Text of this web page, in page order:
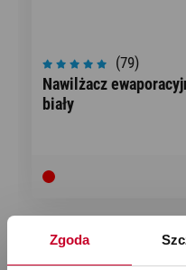
Zgoda
(79)
Nawilżacz
biały